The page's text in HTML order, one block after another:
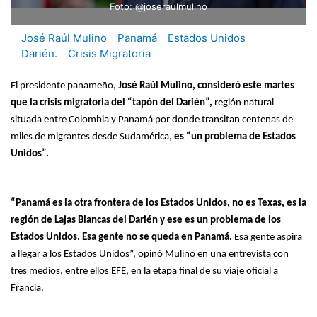
Foto: @joseraulmulino
José Raúl Mulino Panamá
Estados Unidos
Darién.
Crisis Migratoria
El presidente panameño, José Raúl Mulino, consideró este martes
que la crisis migratoria del “tapón del Darién”, región natural
situada entre Colombia y Panamá por donde transitan centenas de
miles de migrantes desde Sudamérica, es “un problema de Estados
Unidos”.
“Panamá es la otra frontera de los Estados Unidos, no es Texas, es la
región de Lajas Blancas del Darién y ese es un problema de los
Estados Unidos. Esa gente no se queda en Panamá. Esa gente aspira
a llegar a los Estados Unidos”, opinó Mulino en una entrevista con
tres medios, entre ellos EFE, en la etapa final de su viaje oficial a
Francia.